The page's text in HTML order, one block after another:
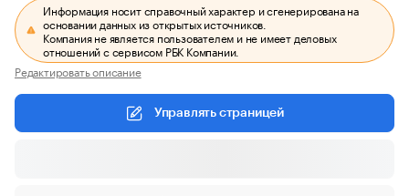
Информация носит справочный характер и сгенерирована на
основании данных из открытых источников.
Компания не является пользователем и не имеет деловых
отношений с сервисом РБК Компании.
Редактировать описание
Управлять страницей